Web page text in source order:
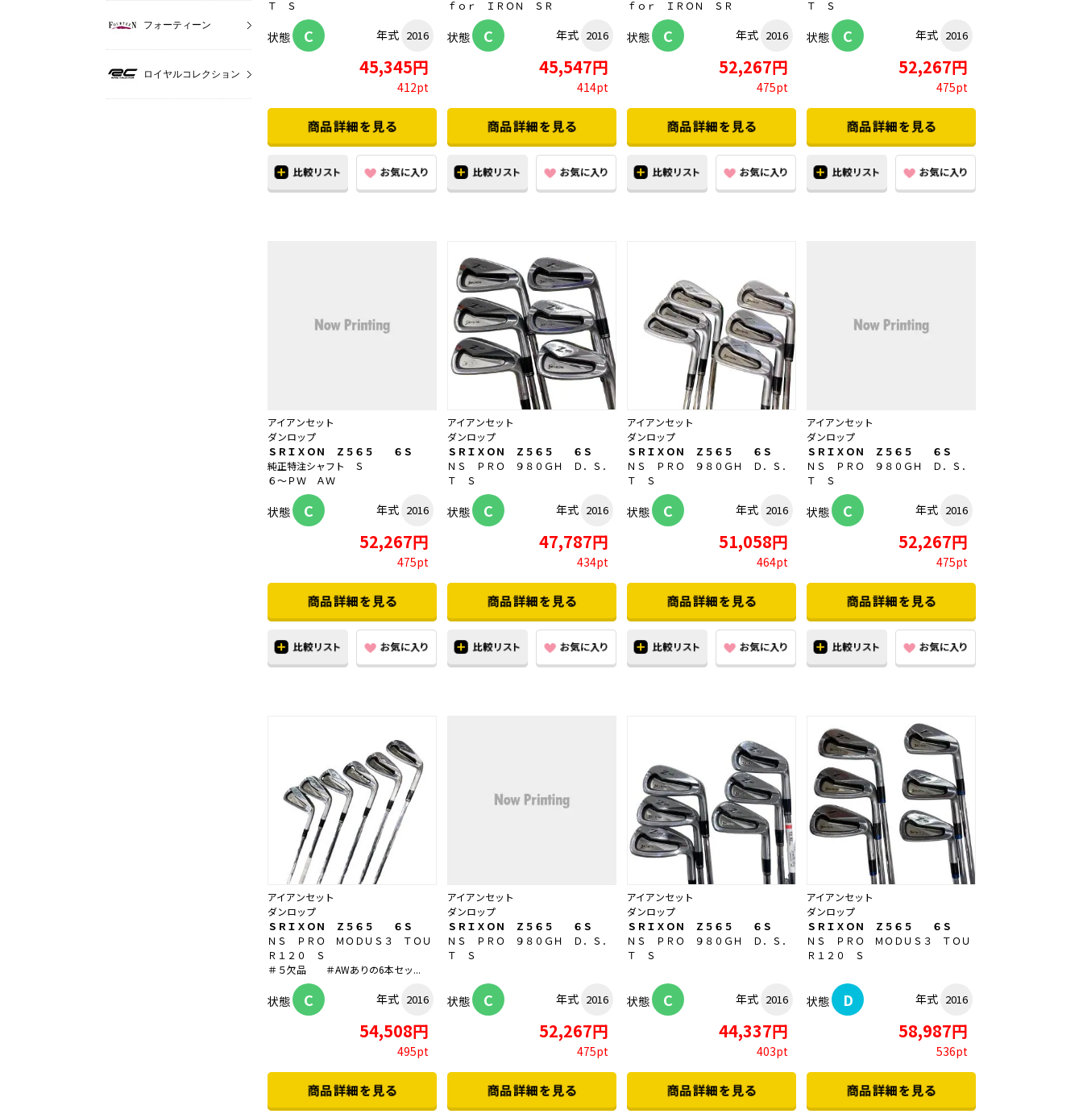
Ｔ Ｓ
状態 C 年式 2016
45,345円
412pt
ｆｏｒ ＩＲＯＮ ＳＲ
状態 C 年式 2016
45,547円
414pt
ｆｏｒ ＩＲＯＮ ＳＲ
状態 C 年式 2016
52,267円
475pt
Ｔ Ｓ
状態 C 年式 2016
52,267円
475pt
アイアンセット
ダンロップ
ＳＲＩＸＯＮ Ｚ５６５ ６Ｓ
純正特注シャフト Ｓ
６～ＰＷ ＡＷ
状態 C 年式 2016
52,267円
475pt
アイアンセット
ダンロップ
ＳＲＩＸＯＮ Ｚ５６５ ６Ｓ
ＮＳ ＰＲＯ ９８０ＧＨ Ｄ．Ｓ．
Ｔ Ｓ
状態 C 年式 2016
47,787円
434pt
アイアンセット
ダンロップ
ＳＲＩＸＯＮ Ｚ５６５ ６Ｓ
ＮＳ ＰＲＯ ９８０ＧＨ Ｄ．Ｓ．
Ｔ Ｓ
状態 C 年式 2016
51,058円
464pt
アイアンセット
ダンロップ
ＳＲＩＸＯＮ Ｚ５６５ ６Ｓ
ＮＳ ＰＲＯ ９８０ＧＨ Ｄ．Ｓ．
Ｔ Ｓ
状態 C 年式 2016
52,267円
475pt
アイアンセット
ダンロップ
ＳＲＩＸＯＮ Ｚ５６５ ６Ｓ
ＮＳ ＰＲＯ ＭＯＤＵＳ３ ＴＯＵ
Ｒ１２０ Ｓ
＃５欠品 ＃AWありの6本セッ...
状態 C 年式 2016
54,508円
495pt
アイアンセット
ダンロップ
ＳＲＩＸＯＮ Ｚ５６５ ６Ｓ
ＮＳ ＰＲＯ ９８０ＧＨ Ｄ．Ｓ．
Ｔ Ｓ
状態 C 年式 2016
52,267円
475pt
アイアンセット
ダンロップ
ＳＲＩＸＯＮ Ｚ５６５ ６Ｓ
ＮＳ ＰＲＯ ９８０ＧＨ Ｄ．Ｓ．
Ｔ Ｓ
状態 C 年式 2016
44,337円
403pt
アイアンセット
ダンロップ
ＳＲＩＸＯＮ Ｚ５６５ ６Ｓ
ＮＳ ＰＲＯ ＭＯＤＵＳ３ ＴＯＵ
Ｒ１２０ Ｓ
状態 D 年式 2016
58,987円
536pt
フォーティーン
ロイヤルコレクション